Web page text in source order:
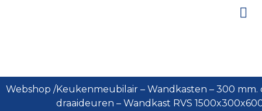
Webshop /Keukenmeubilair – Wandkasten – 300 mm.
draaideuren – Wandkast RVS